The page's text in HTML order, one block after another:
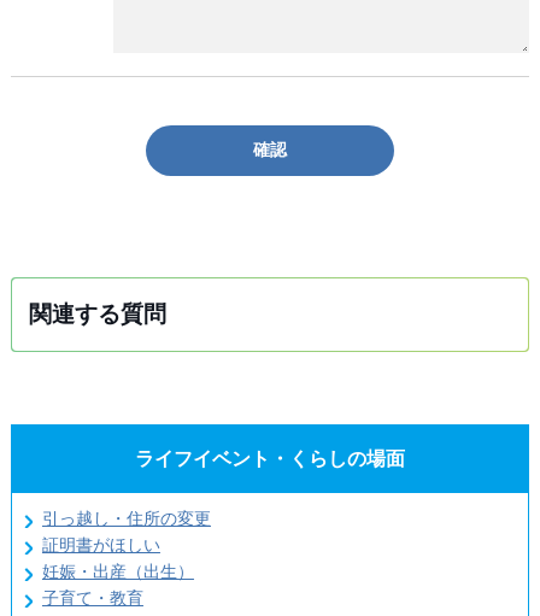
確認
関連する質問
ライフイベント・くらしの場面
引っ越し・住所の変更
証明書がほしい
妊娠・出産（出生）
子育て・教育